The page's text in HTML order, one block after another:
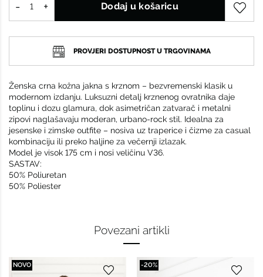
Dodaj u košaricu
PROVJERI DOSTUPNOST U TRGOVINAMA
Ženska crna kožna jakna s krznom – bezvremenski klasik u
modernom izdanju. Luksuzni detalj krznenog ovratnika daje
toplinu i dozu glamura, dok asimetričan zatvarač i metalni
zipovi naglašavaju moderan, urbano-rock stil. Idealna za
jesenske i zimske outfite – nosiva uz traperice i čizme za casual
kombinaciju ili preko haljine za večernji izlazak.
Model je visok 175 cm i nosi veličinu V36.
SASTAV:
50% Poliuretan
50% Poliester
Povezani artikli
NOVO -20%